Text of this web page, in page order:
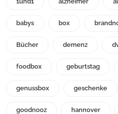
babys box
Bücher demenz
foodbox geburtstag
genussbox geschenke
goodnooz hannover